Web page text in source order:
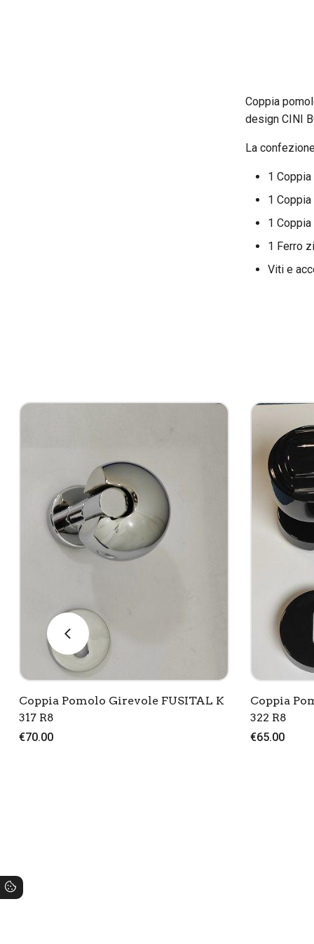
Coppia
design CINI
La
1
1
1
1 Ferro
Viti e
Coppia Pomolo Girevole FUSITAL K
317 R8
€70.00
Coppia
322 R8
€65.00